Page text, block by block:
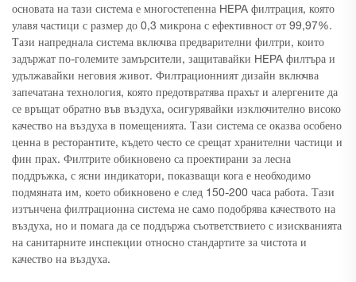
основата на тази система е многостепенна HEPA филтрация, която
улавя частици с размер до 0,3 микрона с ефективност от 99,97%.
Тази напреднала система включва предварителни филтри, които
задържат по-големите замърсители, защитавайки HEPA филтъра и
удължавайки неговия живот. Филтрационният дизайн включва
запечатана технология, която предотвратява прахът и алергените да
се връщат обратно във въздуха, осигурявайки изключително високо
качество на въздуха в помещенията. Тази система се оказва особено
ценна в ресторантите, където често се срещат хранителни частици и
фин прах. Филтрите обикновено са проектирани за лесна
поддръжка, с ясни индикатори, показващи кога е необходимо
подмяната им, което обикновено е след 150-200 часа работа. Тази
изтънчена филтрационна система не само подобрява качеството на
въздуха, но и помага да се поддържа съответствието с изискванията
на санитарните инспекции относно стандартите за чистота и
качество на въздуха.